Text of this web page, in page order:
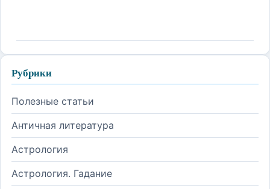
Рубрики
Полезные статьи
Античная литература
Астрология
Астрология. Гадание